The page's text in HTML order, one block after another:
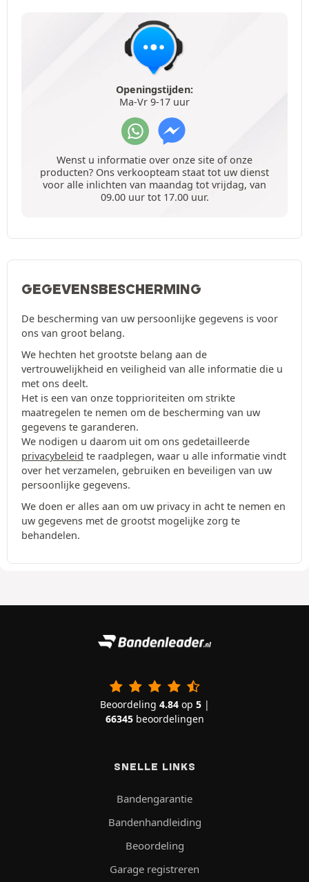
Openingstijden:
Ma-Vr 9-17 uur
Wenst u informatie over onze site of onze
producten? Ons verkoopteam staat tot uw dienst
voor alle inlichten van maandag tot vrijdag, van
09.00 uur tot 17.00 uur.
GEGEVENSBESCHERMING
De bescherming van uw persoonlijke gegevens is voor
ons van groot belang.
We hechten het grootste belang aan de
vertrouwelijkheid en veiligheid van alle informatie die u
met ons deelt.
Het is een van onze topprioriteiten om strikte
maatregelen te nemen om de bescherming van uw
gegevens te garanderen.
We nodigen u daarom uit om ons gedetailleerde
privacybeleid te raadplegen, waar u alle informatie vindt
over het verzamelen, gebruiken en beveiligen van uw
persoonlijke gegevens.
We doen er alles aan om uw privacy in acht te nemen en
uw gegevens met de grootst mogelijke zorg te
behandelen.
Beoordeling 4.84op 5|
66345beoordelingen
SNELLE LINKS
Bandengarantie
Bandenhandleiding
Beoordeling
Garage registreren